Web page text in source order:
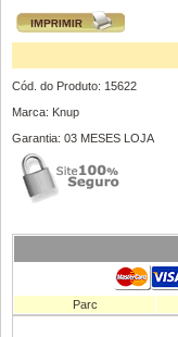
Cód. do Produto: 15622
Marca: Knup
Garantia: 03 MESES LOJA
Parc